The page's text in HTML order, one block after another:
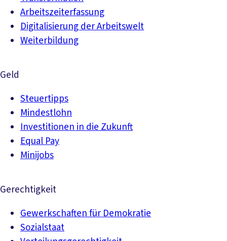
Arbeitszeiterfassung
Digitalisierung der Arbeitswelt
Weiterbildung
Geld
Steuertipps
Mindestlohn
Investitionen in die Zukunft
Equal Pay
Minijobs
Gerechtigkeit
Gewerkschaften für Demokratie
Sozialstaat